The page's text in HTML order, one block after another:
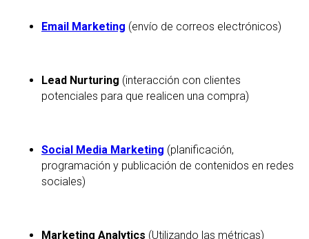
Email Marketing (envío de correos electrónicos)
Lead Nurturing (interacción con clientes
potenciales para que realicen una compra)
Social Media Marketing (planificación,
programación y publicación de contenidos en redes
sociales)
Marketing Analytics (Utilizando las métricas)